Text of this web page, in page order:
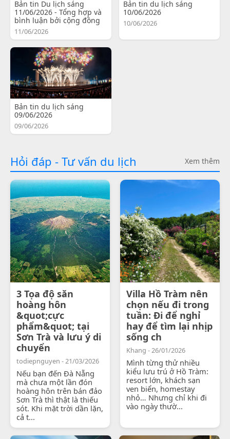
Bản tin Du lịch sáng
11/06/2026 - Tổng hợp và
bình luận bởi cộng đồng
11/06/2026
Bản tin du lịch sáng
10/06/2026
10/06/2026
Bản tin du lịch sáng
09/06/2026
09/06/2026
Hỏi đáp - Tư vấn du lịch Xem thêm
3 Tọa độ săn
hoàng hôn
&quot;cực
phẩm&quot; tại
Sơn Trà và lưu ý di
chuyển
todiepnguyen - 21/03/2026
Nếu bạn đến Đà Nẵng
mà chưa một lần đón
hoàng hôn trên bán đảo
Sơn Trà thì thật là thiếu
sót. Khi mặt trời dần lặn,
cả t...
Villa Hồ Tràm nên
chọn nếu đi trong
tuần: Đi để nghỉ
hay để tìm lại nhịp
sống ch
Khang - 26/01/2026
Mình từng thử nhiều
kiểu lưu trú ở Hồ Tràm:
resort lớn, khách sạn
ven biển, homestay
nhỏ… Nhưng chỉ khi đi
vào ngày thườ...